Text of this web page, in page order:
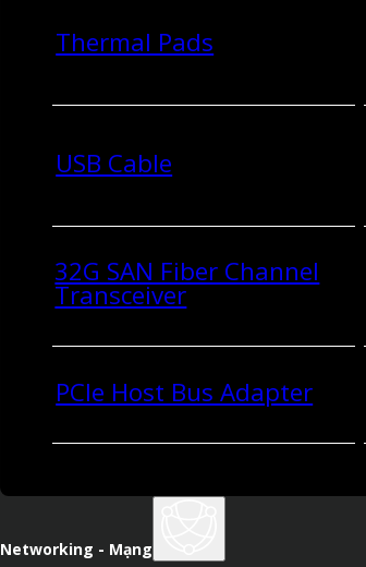
Thermal Pads
USB Cable
32G SAN Fiber Channel
Transceiver
PCIe Host Bus Adapter
Networking - Mạng